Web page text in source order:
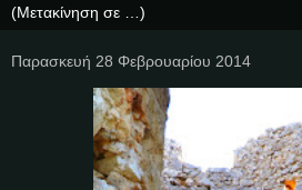
Παρασκευή 28 Φεβρουαρίου 2014